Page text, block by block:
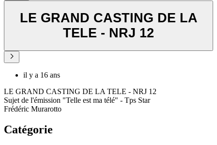
LE GRAND CASTING DE LA
TELE - NRJ 12
il y a 16 ans
LE GRAND CASTING DE LA TELE - NRJ 12
Sujet de l'émission "Telle est ma télé" - Tps Star
Frédéric Murarotto
Catégorie